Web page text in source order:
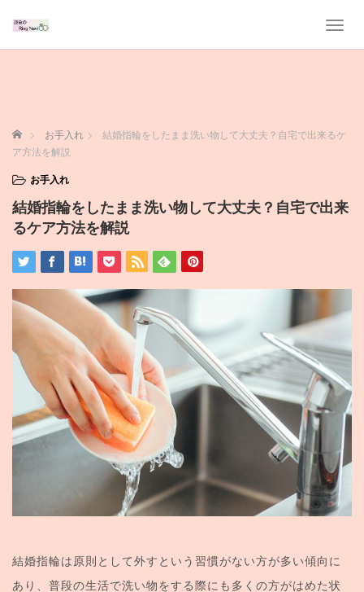
T
a
a
ホーム お手入れ
結婚指輪をしたまま洗い物して大丈夫？自宅で出来るケ
ア方法を解説
お手入れ
結婚指輪をしたまま洗い物して大丈夫？自宅で出来
るケア方法を解説
結婚指輪は原則として外すという習慣がない方が多い傾向に
あり、普段の生活で洗い物をする際にも多くの方がはめた状